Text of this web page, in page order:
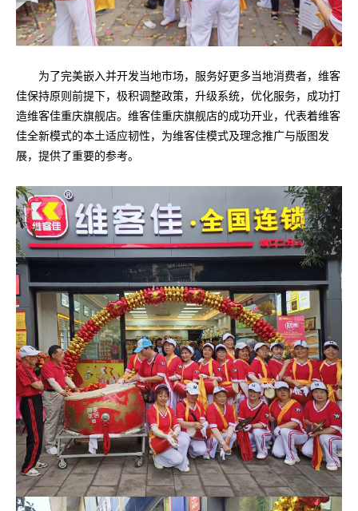
为了完美嵌入并开发当地市场，服务好更多当地消费者，维客
佳保持原则前提下，极积调整政策，升级系统，优化服务，成功打
造维客佳重庆旗舰店。维客佳重庆旗舰店的成功开业，代表着维客
佳全新模式的本土适应韧性，为维客佳模式及理念推广与版图发
展，提供了重要的参考。